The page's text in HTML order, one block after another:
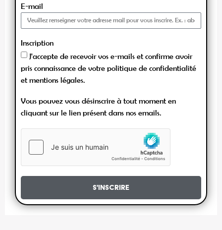
E-mail
Inscription
J'accepte de recevoir vos e-mails et confirme avoir
pris connaissance de votre politique de confidentialité
et mentions légales.
Vous pouvez vous désinscrire à tout moment en
cliquant sur le lien présent dans nos emails.
S'inscrire